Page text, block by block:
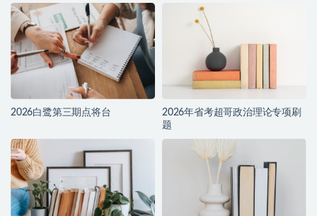
2026白鹭第三期点将台
2026年省考超哥政治理论专项刷
题